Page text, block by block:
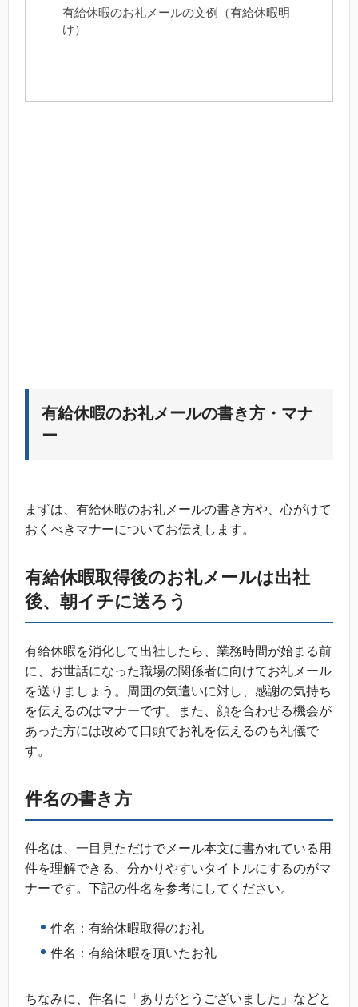
有給休暇のお礼メールの文例（有給休暇明
け）
有給休暇のお礼メールの書き方・マナ
ー
まずは、有給休暇のお礼メールの書き方や、心がけて
おくべきマナーについてお伝えします。
有給休暇取得後のお礼メールは出社
後、朝イチに送ろう
有給休暇を消化して出社したら、業務時間が始まる前
に、お世話になった職場の関係者に向けてお礼メール
を送りましょう。周囲の気遣いに対し、感謝の気持ち
を伝えるのはマナーです。また、顔を合わせる機会が
あった方には改めて口頭でお礼を伝えるのも礼儀で
す。
件名の書き方
件名は、一目見ただけでメール本文に書かれている用
件を理解できる、分かりやすいタイトルにするのがマ
ナーです。下記の件名を参考にしてください。
件名：有給休暇取得のお礼
件名：有給休暇を頂いたお礼
ちなみに、件名に「ありがとうございました」などと